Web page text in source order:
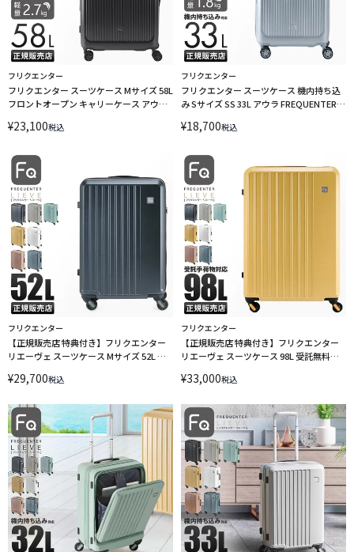
フリクエンター
フリクエンター スーツケース Mサイズ 58L
フロントオープン キャリーケース アウラ
¥23,100税込
フリクエンター
フリクエンター スーツケース 機内持ち込
み Sサイズ SS 33L アウラ FREQUENTER
¥18,700税込
フリクエンター
【正規販売店 特典付き】フリクエンター
リエーヴェ スーツケース Mサイズ 52L 超
鞄
¥29,700税込
フリクエンター
【正規販売店 特典付き】フリクエンター
リエーヴェ スーツケース 98L 受託無料
FREQUENTER LIEVE 1-253 エンドー鞄
¥33,000税込